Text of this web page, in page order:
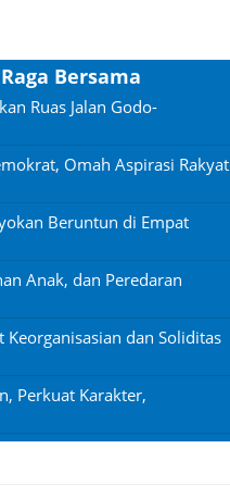
Bersama
Ruas Jalan Godo-
Omah Aspirasi Rakyat
Beruntun di Empat
Anak, dan Peredaran
Keorganisasian dan Soliditas
Perkuat Karakter,